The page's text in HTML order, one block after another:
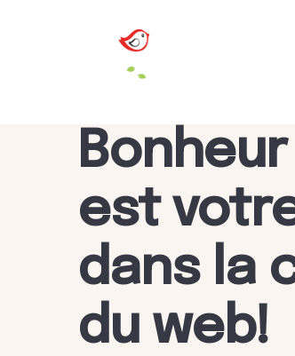
est
dans la
du web!